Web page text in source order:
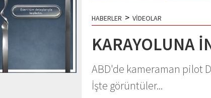
HABERLER > VİDEOLAR
KARAYOLUNA
ABD'de kameraman pilot
İşte görüntüler...